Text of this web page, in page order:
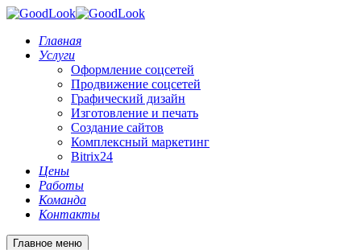
Главная
Услуги
Оформление соцсетей
Продвижение соцсетей
Графический дизайн
Изготовление и печать
Создание сайтов
Комплексный маркетинг
Bitrix24
Цены
Работы
Команда
Контакты
Главное меню